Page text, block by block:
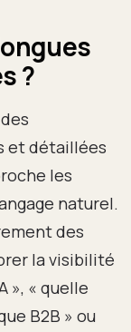
?
et détaillées
les
naturel.
des
la visibilité
», « quelle
B2B » ou